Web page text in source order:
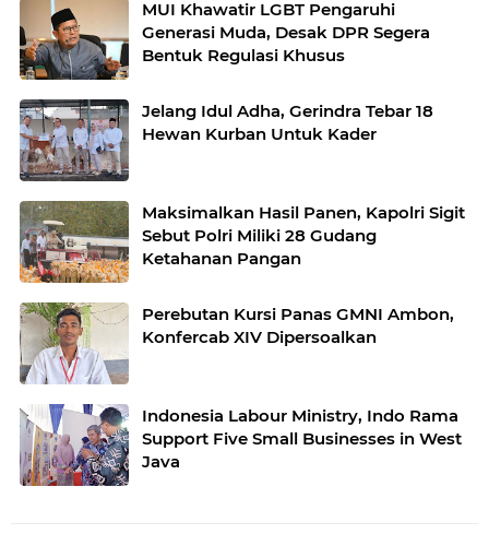
MUI Khawatir LGBT Pengaruhi
Generasi Muda, Desak DPR Segera
Bentuk Regulasi Khusus
Jelang Idul Adha, Gerindra Tebar 18
Hewan Kurban Untuk Kader
Maksimalkan Hasil Panen, Kapolri Sigit
Sebut Polri Miliki 28 Gudang
Ketahanan Pangan
Perebutan Kursi Panas GMNI Ambon,
Konfercab XIV Dipersoalkan
Indonesia Labour Ministry, Indo Rama
Support Five Small Businesses in West
Java